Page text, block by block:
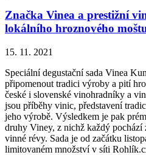
Značka Vinea a prestižní
lokálního hroznového
15. 11. 2021
Speciální degustační sada Vinea
připomenout tradici výroby a pití
české i slovenské vinohradníky a
jsou příběhy vinic, představení
jeho výrobě. Výsledkem je pak
druhy Viney, z nichž každý
vinné révy. Sada je od začátku
limitovaném množství v síti